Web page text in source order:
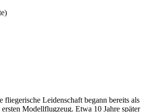
fliegerische Leidenschaft begann bereits als
Modellflugzeug. Etwa 10 Jahre später